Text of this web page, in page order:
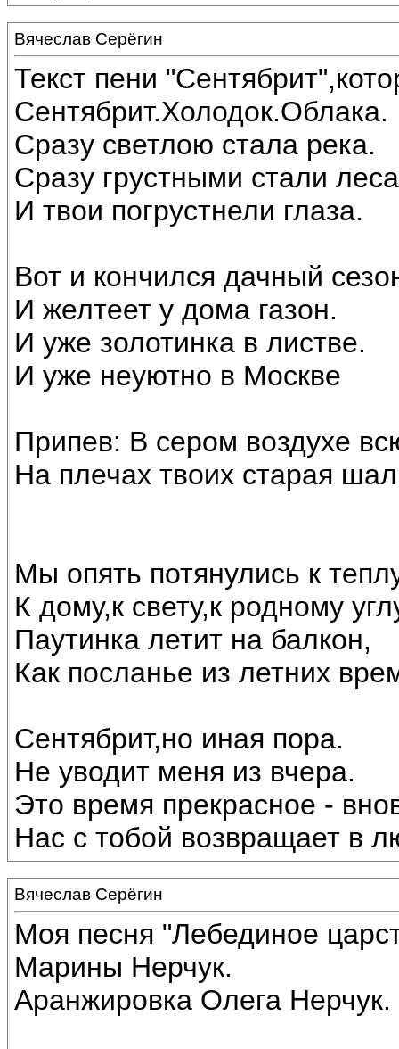
Вячеслав Серёгин
Текст пени
Сентябрит.Холодок.Облака.
Сразу светлою стала река.
Сразу грустными стали
И твои погрустнели глаза.
Вот и кончился дачный
И желтеет у дома газон.
И уже золотинка в листве.
И уже неуютно в Москве
Припев: В сером воздухе
На плечах твоих старая
Мы опять потянулись к
К дому,к свету,к родному
Паутинка летит на балкон,
Как посланье из летних
Сентябрит,но иная пора.
Не уводит меня из вчера.
Это время прекрасное -
Нас с тобой возвращает в
Вячеслав Серёгин
Моя песня "Лебединое
Марины Нерчук.
Аранжировка Олега